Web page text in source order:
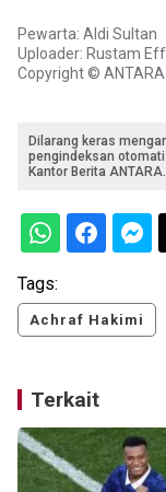
Pewarta: Aldi Sultan
Uploader: Rustam
Copyright © ANTARA
Dilarang keras
pengindeksan
Kantor Berita ANTARA.
Tags:
Achraf Hakimi
Terkait